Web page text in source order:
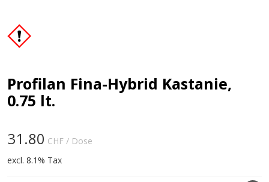
Profilan Fina-Hybrid Kastanie,
0.75 lt.
31.80 CHF / Dose
excl. 8.1% Tax